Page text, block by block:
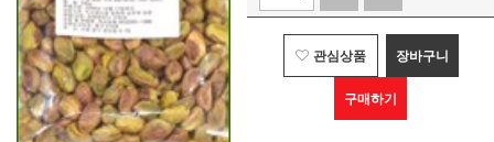
관심상품 장바구니
구매하기